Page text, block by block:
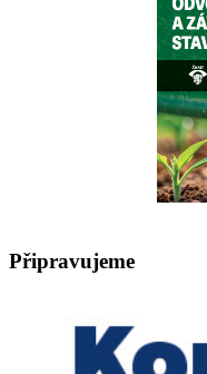
Připravujeme